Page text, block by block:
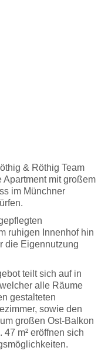
& Röthig Team
mit großem
im Münchner
ruhigen Innenhof hin
die Eigennutzung
teilt sich auf in
alle Räume
gestalteten
sowie den
großen Ost-Balkon
m² eröffnen sich